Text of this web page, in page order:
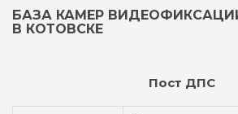
БАЗА КАМЕР
В КОТОВСКЕ
Пост ДПС